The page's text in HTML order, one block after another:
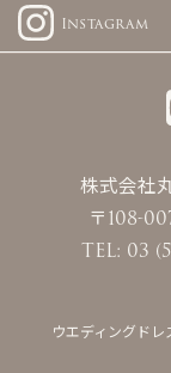
Instagram
株式会社
〒108-
TEL: 03
ウエディングド